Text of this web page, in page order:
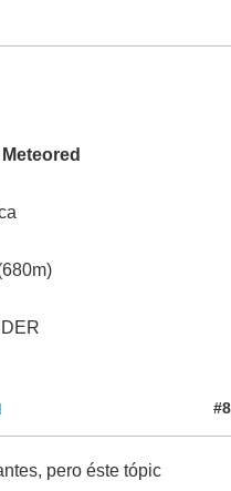
#8
pero éste tópic